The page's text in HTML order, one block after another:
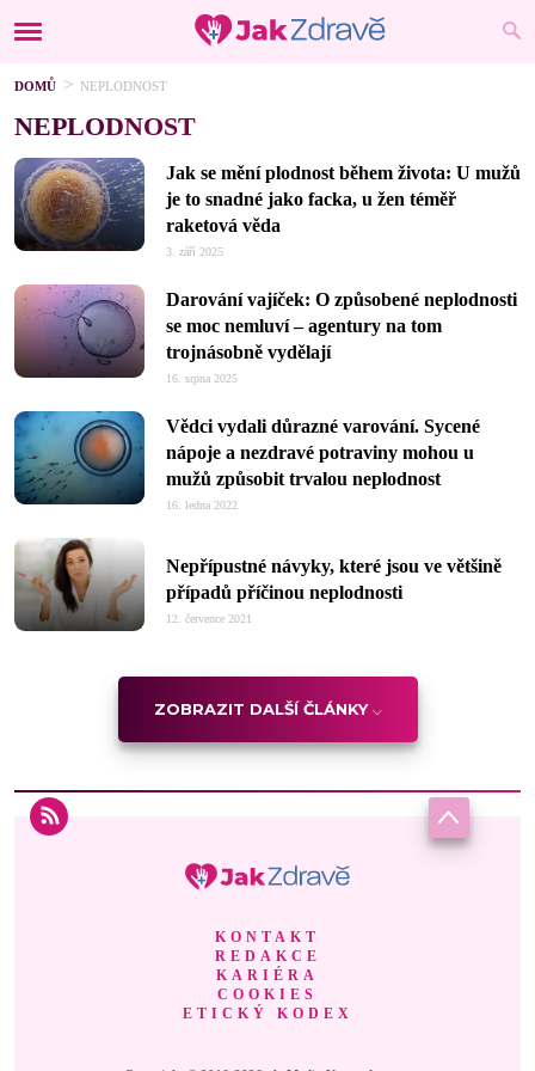
DOMŮ NEPLODNOST
NEPLODNOST
Jak se mění plodnost během života: U mužů
je to snadné jako facka, u žen téměř
raketová věda
3. září 2025
Darování vajíček: O způsobené neplodnosti
se moc nemluví –⁠ agentury na tom
trojnásobně vydělají
16. srpna 2025
Vědci vydali důrazné varování. Sycené
nápoje a nezdravé potraviny mohou u
mužů způsobit trvalou neplodnost
16. ledna 2022
Nepřípustné návyky, které jsou ve většině
případů příčinou neplodnosti
12. července 2021
ZOBRAZIT DALŠÍ ČLÁNKY
KONTAKT
REDAKCE
KARIÉRA
COOKIES
ETICKÝ KODEX